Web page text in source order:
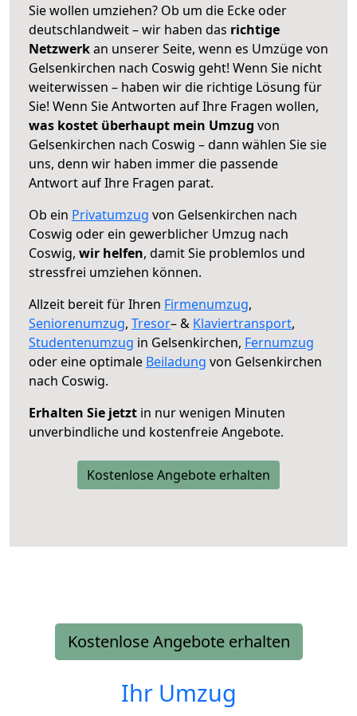
Sie wollen umziehen? Ob um die Ecke oder
deutschlandweit – wir haben das richtige
Netzwerkan unserer Seite, wenn es Umzüge von
Gelsenkirchen nach Coswig geht! Wenn Sie nicht
weiterwissen – haben wir die richtige Lösung für
Sie! Wenn Sie Antworten auf Ihre Fragen wollen,
was kostet überhaupt mein Umzug von
Gelsenkirchen nach Coswig – dann wählen Sie sie
uns, denn wir haben immer die passende
Antwort auf Ihre Fragen parat.
Ob ein Privatumzug von Gelsenkirchen nach
Coswig oder ein gewerblicher Umzug nach
Coswig, wir helfen, damit Sie problemlos und
stressfrei umziehen können.
Allzeit bereit für Ihren Firmenumzug,
Seniorenumzug, Tresor– & Klaviertransport,
Studentenumzug in Gelsenkirchen, Fernumzug
oder eine optimale Beiladung von Gelsenkirchen
nach Coswig.
Erhalten Sie jetzt in nur wenigen Minuten
unverbindliche und kostenfreie Angebote.
Kostenlose Angebote erhalten
Kostenlose Angebote erhalten
Ihr Umzug